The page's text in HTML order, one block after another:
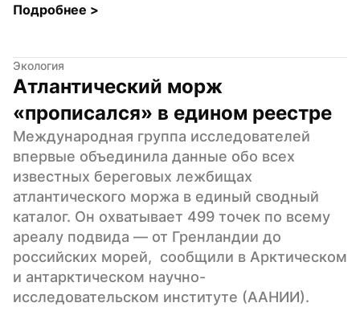
Подробнее >
Экология
Атлантический морж
«прописался» в едином реестре
Международная группа исследователей
впервые объединила данные обо всех
известных береговых лежбищах
атлантического моржа в единый сводный
каталог. Он охватывает 499 точек по всему
ареалу подвида — от Гренландии до
российских морей,  сообщили в Арктическом
и антарктическом научно-
исследовательском институте (ААНИИ).